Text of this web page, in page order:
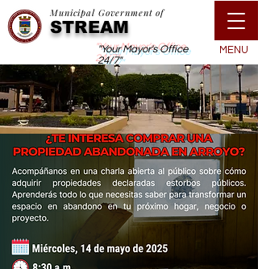
Municipal Government of
STREAM
"Your Mayor's Office
24/7"
MENU